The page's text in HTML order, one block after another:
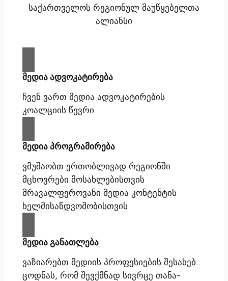
საქართველოს რეგიონულ მაუწყებელთა
ალიანსი
მედია ადვოკატირება
ჩვენ ვართ მედია ადვოკატირების
კოალციის წევრი
მედია პროგრამირება
ვმუშაობთ ერთობლივად რეგიონში
მცხოვრები მოსახლებისთვის
მრავალფეროვანი მედია კონტენტის
ხელმისაწდვომობისთვის
მედია განათლება
ვაზიარებთ მედიის პროფესიების შესახებ
ცოდნას, რომ შევქმნად სივრცე თანა-